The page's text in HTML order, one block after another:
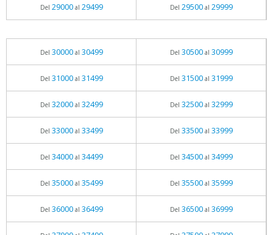
Del 29000al 29499 Del 29500al 29999
Del 30000al 30499 Del 30500al 30999
Del 31000al 31499 Del 31500al 31999
Del 32000al 32499 Del 32500al 32999
Del 33000al 33499 Del 33500al 33999
Del 34000al 34499 Del 34500al 34999
Del 35000al 35499 Del 35500al 35999
Del 36000al 36499 Del 36500al 36999